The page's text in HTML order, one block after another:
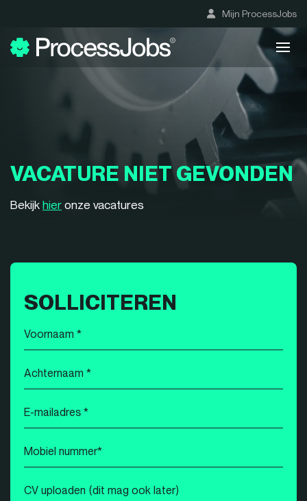
Mijn ProcessJobs
VACATURE NIET GEVONDEN
Bekijk hier onze vacatures
SOLLICITEREN
Voornaam
*
Achternaam
*
E-
mailadres
*
Mobiel
nummer
*
CV uploaden (dit mag ook later)